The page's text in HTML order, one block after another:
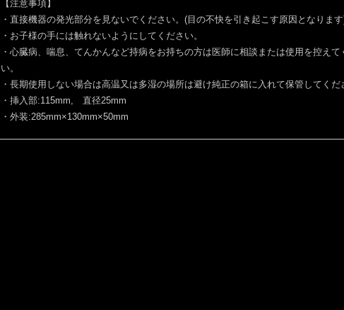
【注意事項】
・直接機器の発光部分を見ないでください。(目の不快を引き起こす原因となりま
・お子様の手には触れないようにしてください。
・心臓病、喘息、てんかんなど持病をお持ちの方は医師に相談または使用を控えて
い。
・長期使用しない場合は高温又は多湿の場所は避け純正の箱に入れて保管してくだ
・挿入部:115mm, 直径25mm
・外装:285mm×130mm×50mm